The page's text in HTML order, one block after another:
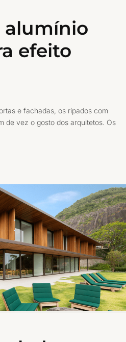
alumínio
efeito
e fachadas, os ripados com
de vez o gosto dos arquitetos. Os